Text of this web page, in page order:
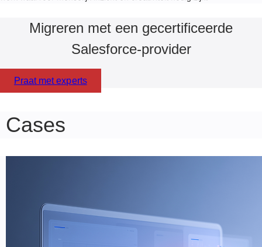
Migreren met een gecertificeerde
Salesforce-provider
Praat met experts
Cases